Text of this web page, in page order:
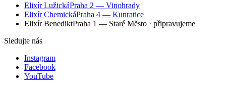
Elixír LužickáPraha 2 — Vinohrady
Elixír ChemickáPraha 4 — Kunratice
Elixír BenediktPraha 1 — Staré Město · připravujeme
Sledujte nás
Instagram
Facebook
YouTube